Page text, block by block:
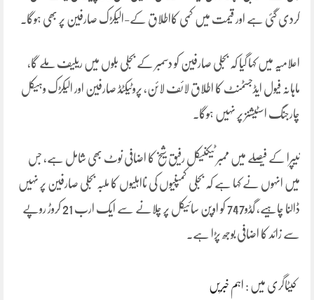
کردی گئی ہے اور قیمت میں کمی کااطلاق کے-الیکڑک صارفین پر بھی ہوگا۔
اعلامیہ میں کہا گیا کہ بجلی صارفین کو دسمبر کے بجلی بلوں میں ریلیف ملے گا،
ماہانہ فیول ایڈجسٹمںٹ کا اطلاق لائف لائن، پروٹیکٹڈ صارفین اور الیکڑک وہیکل
چارجنگ اسٹیشنز پر نہیں ہوگا۔
نیپرا کے فیصلے میں ممبر ٹیکنیکل رفیق شیخ کا اضافی نوٹ بھی شامل ہے، جس
میں انہوں نے کہا ہے کہ بجلی کمپنیوں کی نااہلیوں کا ملبہ بجلی صارفین پر نہیں
ڈالنا چاہیے، گڈو747 کو اوپن سائیکل پر چلانے سے ایک ارب 21 کروڑ روپے
سے زائد کا اضافی بوجھ پڑا ہے۔
کیٹاگری میں : اہم خبریں